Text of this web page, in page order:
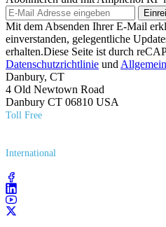
Mit dem Absenden Ihrer E-Mail
einverstanden, gelegentliche
erhalten.Diese Seite ist durch
Datenschutzrichtlinie und
Danbury, CT
4 Old Newtown Road
Danbury CT 06810 USA
Toll Free
International